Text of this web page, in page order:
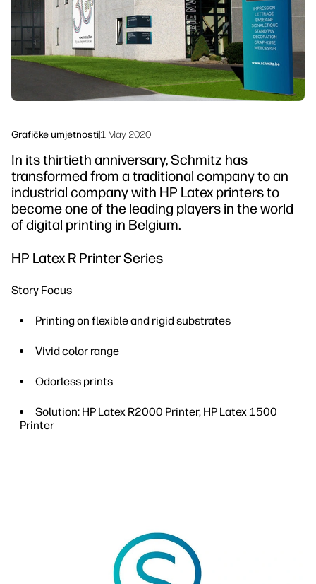
Grafičke umjetnosti|1 May 2020
In its thirtieth anniversary, Schmitz has
transformed from a traditional company to an
industrial company with HP Latex printers to
become one of the leading players in the world
of digital printing in Belgium.
HP Latex R Printer Series
Story Focus
Printing on flexible and rigid substrates
Vivid color range
Odorless prints
Solution: HP Latex R2000 Printer, HP Latex 1500
Printer